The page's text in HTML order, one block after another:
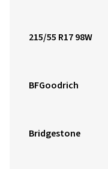
215/55 R17 98W
BFGoodrich
Bridgestone